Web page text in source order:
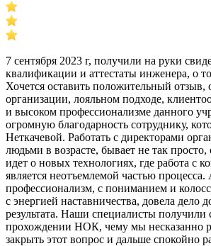
7 сентября 2023 г, получили на руки
квалификации и аттестаты инженера, о
Хочется оставить положительный отзыв,
организации, лояльном подходе,
и высоком профессионализме данного
огромную благодарность сотруднику,
Неткачевой. Работать с директорами
людьми в возрасте, бывает не так просто,
идет о новых технологиях, где работа с
является неотъемлемой частью
профессионализм, с пониманием и
с энергией наставничества, довела дело
результата. Наши специалисты получили
прохождении НОК, чему мы несказанно
закрыть этот вопрос и дальше спокойно